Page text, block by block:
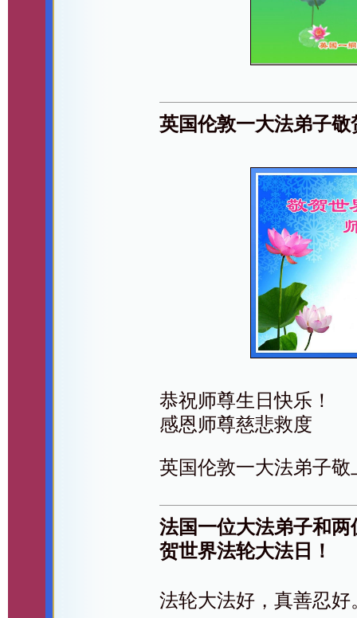
英国伦敦一大法弟子
恭祝师尊生日快乐！
感恩师尊慈悲救度
英国伦敦一大法弟子敬
法国一位大法弟子和
贺世界法轮大法日！
法轮大法好，真善忍好